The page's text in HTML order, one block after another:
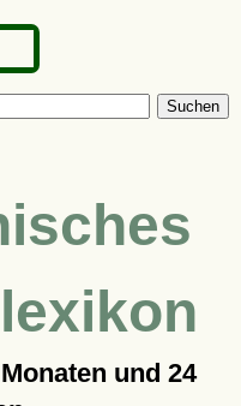
Suchen
und 24